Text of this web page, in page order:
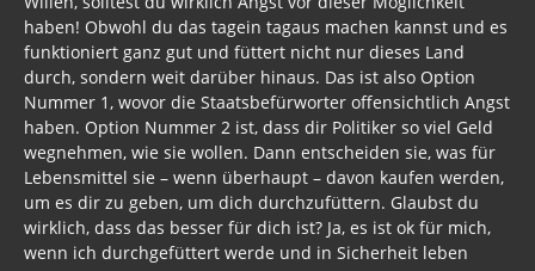
haben! Obwohl du das tagein tagaus machen kannst und es
funktioniert ganz gut und füttert nicht nur dieses Land
durch, sondern weit darüber hinaus. Das ist also Option
Nummer 1, wovor die Staatsbefürworter offensichtlich Angst
haben. Option Nummer 2 ist, dass dir Politiker so viel Geld
wegnehmen, wie sie wollen. Dann entscheiden sie, was für
Lebensmittel sie – wenn überhaupt – davon kaufen werden,
um es dir zu geben, um dich durchzufüttern. Glaubst du
wirklich, dass das besser für dich ist? Ja, es ist ok für mich,
wenn ich durchgefüttert werde und in Sicherheit leben